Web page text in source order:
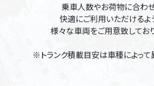
乗車人数やお荷物に合わ
快適にご利用いただけるよ
様々な車両をご用意致しており
※トランク積載目安は車種によって